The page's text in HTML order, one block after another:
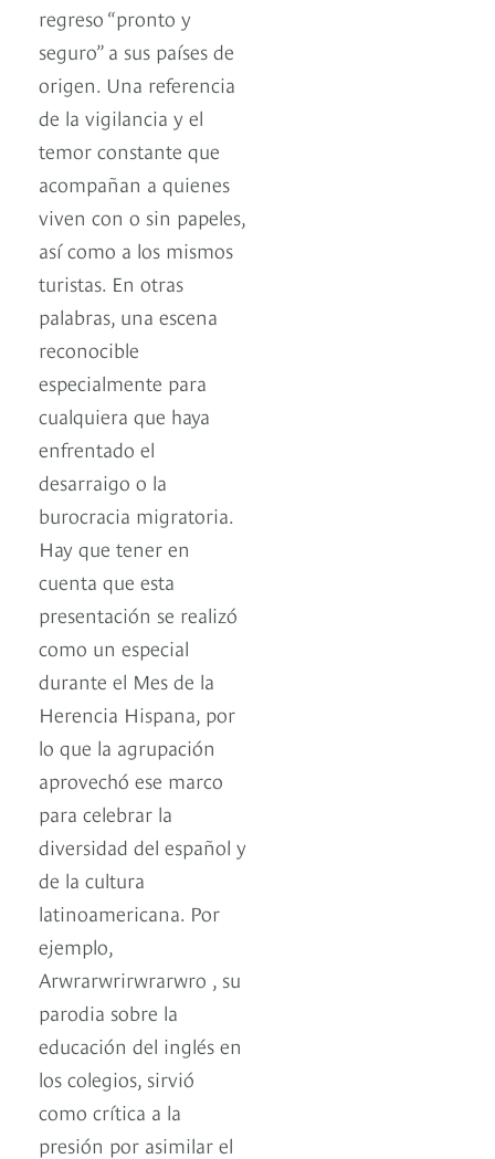
regreso “pronto y
seguro” a sus países de
origen. Una referencia
de la vigilancia y el
temor constante que
acompañan a quienes
viven con o sin papeles,
así como a los mismos
turistas. En otras
palabras, una escena
reconocible
especialmente para
cualquiera que haya
enfrentado el
desarraigo o la
burocracia migratoria.
Hay que tener en
cuenta que esta
presentación se realizó
como un especial
durante el Mes de la
Herencia Hispana, por
lo que la agrupación
aprovechó ese marco
para celebrar la
diversidad del español y
de la cultura
latinoamericana. Por
ejemplo,
Arwrarwrirwrarwro , su
parodia sobre la
educación del inglés en
los colegios, sirvió
como crítica a la
presión por asimilar el